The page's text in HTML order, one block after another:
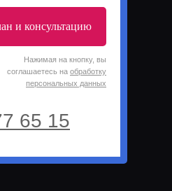
Нажимая на кнопку, вы
соглашаетесь на обработку
персональных данных
и консультацию
65 15